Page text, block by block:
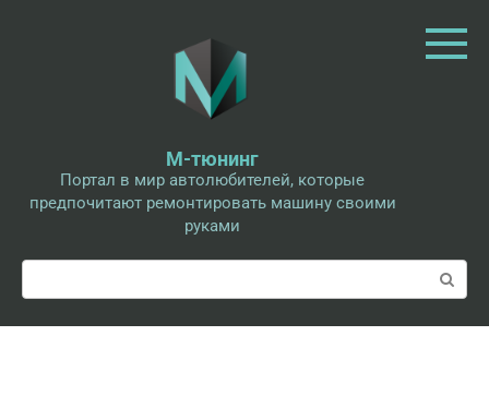
М-тюнинг
Портал в мир автолюбителей, которые
предпочитают ремонтировать машину своими
руками
Поиск: